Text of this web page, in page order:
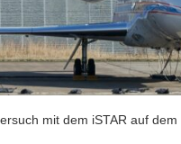
mit dem iSTAR auf